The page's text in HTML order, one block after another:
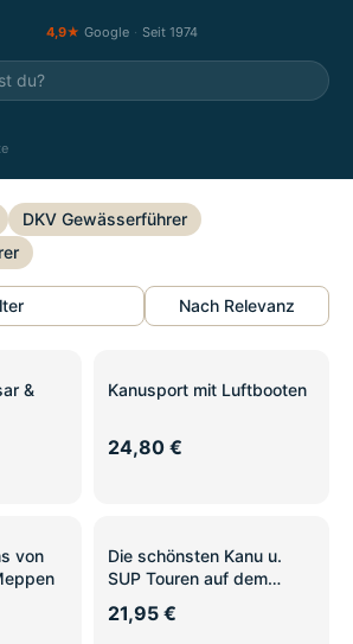
4,9★ Google · Seit 1974
DKV Gewässerführer
Nach Relevanz
&
Kanusport mit Luftbooten
24,80 €
von
Die schönsten Kanu u.
SUP Touren auf dem
21,95 €